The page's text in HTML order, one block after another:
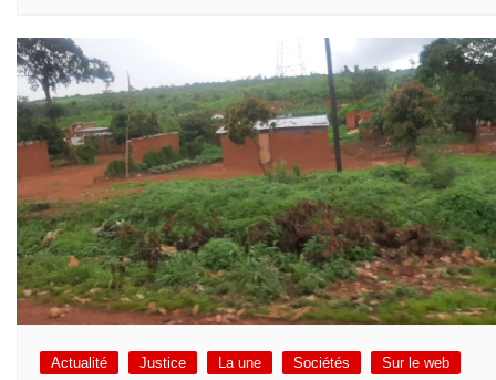
Actualité Justice La une Sociétés Sur le web